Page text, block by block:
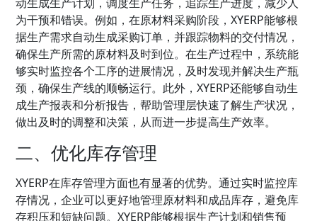
为干预和错误。例如，在原材料采购阶段，XYERP能够根
据生产需求自动生成采购订单，并跟踪物料的交付情况，
确保生产所需的原材料及时到位。在生产过程中，系统能
够实时监控各个工序的进展情况，及时发现并解决生产瓶
颈，确保生产线的顺畅运行。此外，XYERP还能够自动生
成生产报表和分析报告，帮助管理层快速了解生产状况，
做出及时的调整和决策，从而进一步提高生产效率。
二、优化库存管理
XYERP在库存管理方面也有显著的优势。通过实时监控库
存情况，企业可以更好地管理原材料和成品库存，避免库
存积压和短缺问题。XYERP能够根据生产计划和销售预